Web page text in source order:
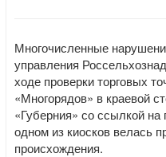
Многочисленные
управления
ходе проверки торговых
«Многорядов» в краевой
«Губерния» со ссылкой
одном из киосков велась
происхождения.